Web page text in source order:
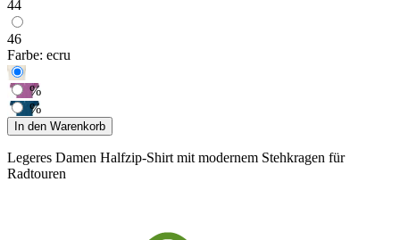
44
46
Farbe: ecru
%
%
In den Warenkorb
Legeres Damen Halfzip-Shirt mit modernem Stehkragen für
Radtouren